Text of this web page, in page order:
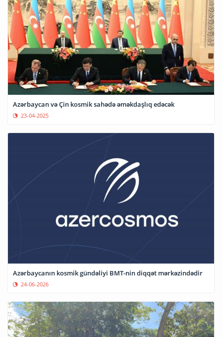
Azərbaycan və Çin kosmik sahədə əməkdaşlıq edəcək
23-04-2025
Azərbaycanın kosmik gündəliyi BMT-nin diqqət mərkəzindədir
24-06-2026